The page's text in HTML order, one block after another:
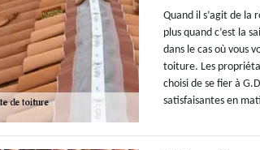
Quand il s’agit de
plus quand c’est la
dans le cas où vous
toiture. Les
choisi de se fier à
satisfaisantes en